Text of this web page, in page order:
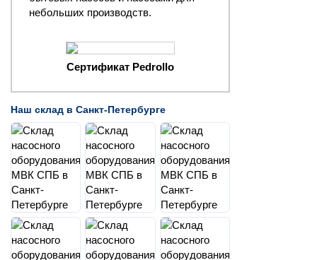
небольших производств.
Сертификат Pedrollo
Наш склад в Санкт-Петербурге